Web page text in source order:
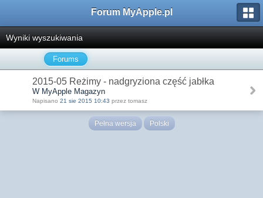
Forum MyApple.pl
Wyniki wyszukiwania
Forums
2015-05 Reżimy - nadgryziona część jabłka
W MyApple Magazyn
Napisano 21 sie 2015 10:43 przez tomasz
Pełna wersja Polski